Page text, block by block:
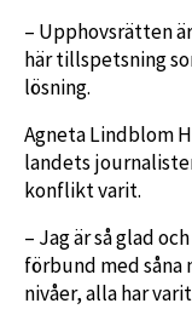
– Upphovsrätten
här tillspetsning
lösning.
Agneta Lindblom
landets
konflikt varit.
– Jag är så glad
förbund med såna
nivåer, alla har